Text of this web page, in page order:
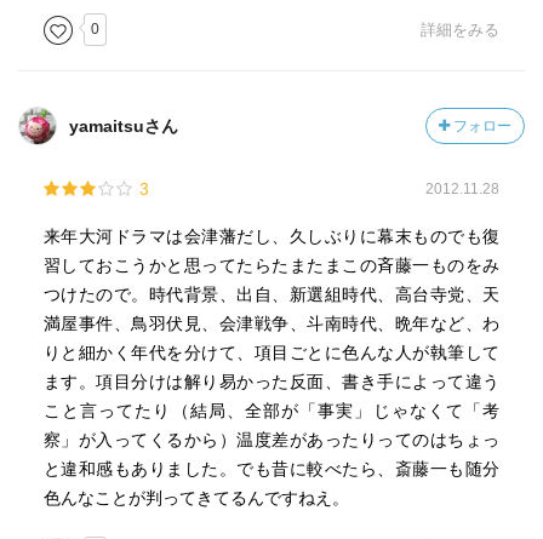
0 詳細をみる
yamaitsuさん フォロー
3 2012.11.28
来年大河ドラマは会津藩だし、久しぶりに幕末ものでも復
習しておこうかと思ってたらたまたまこの斉藤一ものをみ
つけたので。時代背景、出自、新選組時代、高台寺党、天
満屋事件、鳥羽伏見、会津戦争、斗南時代、晩年など、わ
りと細かく年代を分けて、項目ごとに色んな人が執筆して
ます。項目分けは解り易かった反面、書き手によって違う
こと言ってたり（結局、全部が「事実」じゃなくて「考
察」が入ってくるから）温度差があったりってのはちょっ
と違和感もありました。でも昔に較べたら、斎藤一も随分
色んなことが判ってきてるんですねえ。